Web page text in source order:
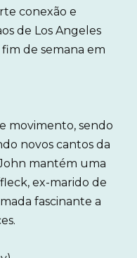
conexão e
de Los Angeles
de semana em
movimento, sendo
novos cantos da
mantém uma
ex-marido de
fascinante a